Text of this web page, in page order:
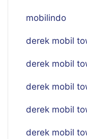
mobilindo
derek mobil
derek mobil
derek mobil
derek mobil
derek mobil